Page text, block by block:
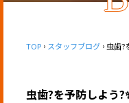
TOP スタッフブログ 虫歯?
虫歯?を予防しよう